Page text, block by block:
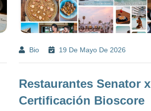
Bio 19 De Mayo De 2026
Restaurantes Senator x
Certificación Bioscore